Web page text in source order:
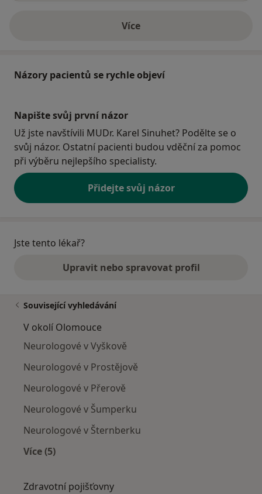
Víceo adrese
Názory pacientů se rychle objeví
Napište svůj první názor
Už jste navštívili MUDr. Karel Sinuhet? Podělte se o
svůj názor. Ostatní pacienti budou vděční za pomoc
při výběru nejlepšího specialisty.
Přidejte svůj názor
Jste tento lékař?
Upravit nebo spravovat profil
Související vyhledávání
V okolí Olomouce
Neurologové v Vyškově
Neurologové v Prostějově
Neurologové v Přerově
Neurologové v Šumperku
Neurologové v Šternberku
Více (5)
Zdravotní pojišťovny